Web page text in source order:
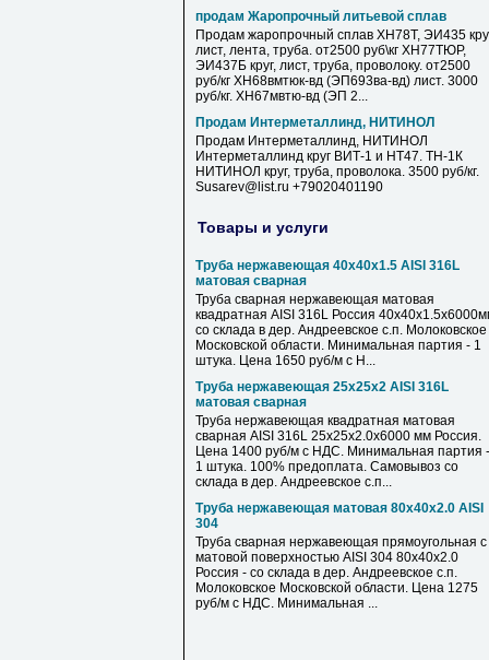
продам Жаропрочный литьевой сплав
Продам жаропрочный сплав ХН78Т, ЭИ435
лист, лента, труба. от2500 руб\кг ХН77ТЮР,
ЭИ437Б круг, лист, труба, проволоку. от2500
руб/кг ХН68вмтюк-вд (ЭП693ва-вд) лист. 3000
руб/кг. ХН67мвтю-вд (ЭП 2...
Продам Интерметаллинд, НИТИНОЛ
Продам Интерметаллинд, НИТИНОЛ
Интерметаллинд круг ВИТ-1 и НТ47. ТН-1К
НИТИНОЛ круг, труба, проволока. 3500 руб/кг.
Susarev@list.ru +79020401190
Товары и услуги
Труба нержавеющая 40х40х1.5 AISI 316L
матовая сварная
Труба сварная нержавеющая матовая
квадратная AISI 316L Россия
со склада в дер. Андреевское с.п. Молоковское
Московской области. Минимальная партия - 1
штука. Цена 1650 руб/м с Н...
Труба нержавеющая 25х25х2 AISI 316L
матовая сварная
Труба нержавеющая квадратная матовая
сварная AISI 316L 25х25х2.0х6000 мм Россия.
Цена 1400 руб/м с НДС. Минимальная партия -
1 штука. 100% предоплата. Самовывоз со
склада в дер. Андреевское с.п...
Труба нержавеющая матовая 80х40х2.0 AISI
304
Труба сварная нержавеющая прямоугольная с
матовой поверхностью AISI 304 80х40х2.0
Россия - со склада в дер. Андреевское с.п.
Молоковское Московской области. Цена 1275
руб/м с НДС. Минимальная ...